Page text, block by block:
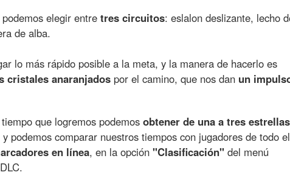
elegir entre tres circuitos: eslalon deslizante, lecho
de alba.
lo más rápido posible a la meta, y la manera de hacerlo es
cristales anaranjados por el camino, que nos dan un
que logremos podemos obtener de una a tres estrellas
y podemos comparar nuestros tiempos con jugadores de todo el
en línea, en la opción "Clasificación" del menú